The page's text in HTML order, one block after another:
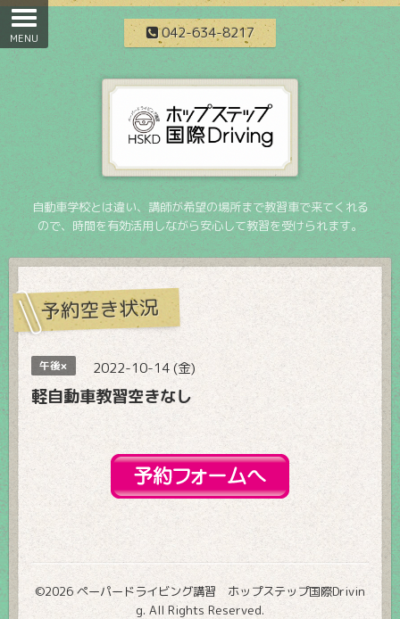
042-634-8217
自動車学校とは違い、講師が希望の場所まで教習車で来てくれる
ので、時間を有効活用しながら安心して教習を受けられます。
予約空き状況
午後× 2022-10-14 (金)
軽自動車教習空きなし
©2026 ペーパードライビング講習 ホップステップ国際Drivin
g. All Rights Reserved.